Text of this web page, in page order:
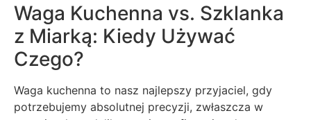
Waga Kuchenna vs. Szklanka
z Miarką: Kiedy Używać
Czego?
Waga kuchenna to nasz najlepszy przyjaciel, gdy
potrzebujemy absolutnej precyzji, zwłaszcza w